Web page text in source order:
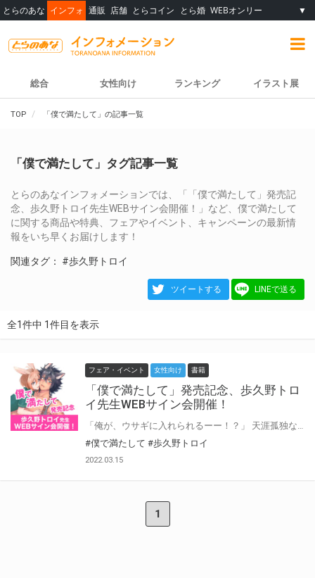
とらのあな インフォ 通販 店舗 とらコイン とら婚 WEBオンリー ▼
総合 女性向け ランキング イラスト展
TOP 「僕で満たして」の記事一覧
「僕で満たして」タグ記事一覧
とらのあなインフォメーションでは、「「僕で満たして」発売記
念、歩久野トロイ先生WEBサイン会開催！」など、僕で満たして
に関する商品や特典、フェアやイベント、キャンペーンの最新情
報をいち早くお届けします！
関連タグ： #歩久野トロイ
ツイートする LINEで送る
全1件中 1件目を表示
フェア・イベント 女性向け 書籍
「僕で満たして」発売記念、歩久野トロ
イ先生WEBサイン会開催！
#僕で満たして #歩久野トロイ
2022.03.15
1